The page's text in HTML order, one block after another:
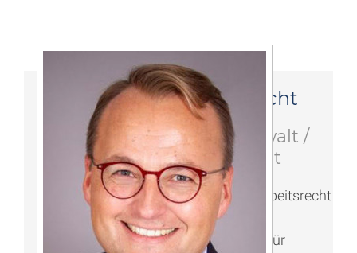
Heiko Hecht
Rechtsanwalt /
Fachanwalt
Fachanwalt Arbeitsrecht
Hamburg
Rechtsanwalt für